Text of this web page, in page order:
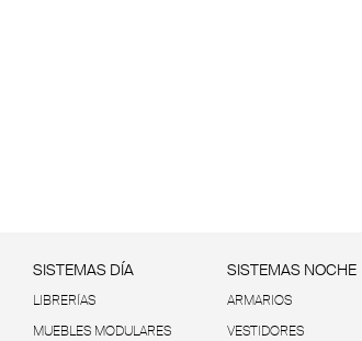
SISTEMAS DÍA
LIBRERÍAS
MUEBLES MODULARES
SISTEMAS NOCHE
ARMARIOS
VESTIDORES